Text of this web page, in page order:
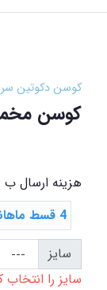
کوسن دکوتین
کوسن
هزینه ارسال
4 قسط ماهانه 0 تومانی با اسنپ ‌پی
سایز
سایز را انتخاب